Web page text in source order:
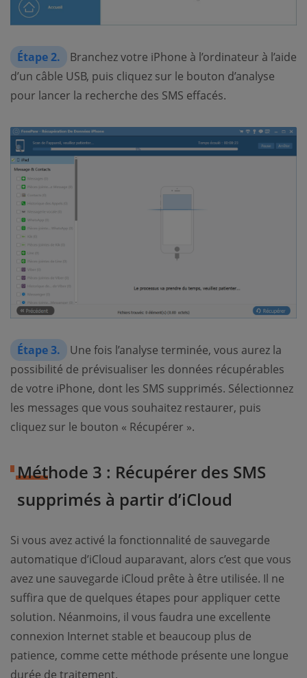
Étape 2.
Branchez votre iPhone à l’ordinateur à l’aide
d’un câble USB, puis cliquez sur le bouton d’analyse
pour lancer la recherche des SMS effacés.
Étape 3.
Une fois l’analyse terminée, vous aurez la
possibilité de prévisualiser les données récupérables
de votre iPhone, dont les SMS supprimés. Sélectionnez
les messages que vous souhaitez restaurer, puis
cliquez sur le bouton « Récupérer ».
Méthode 3 : Récupérer des SMS
supprimés à partir d’iCloud
Si vous avez activé la fonctionnalité de sauvegarde
automatique d’iCloud auparavant, alors c’est que vous
avez une sauvegarde iCloud prête à être utilisée. Il ne
suffira que de quelques étapes pour appliquer cette
solution. Néanmoins, il vous faudra une excellente
connexion Internet stable et beaucoup plus de
patience, comme cette méthode présente une longue
durée de traitement.